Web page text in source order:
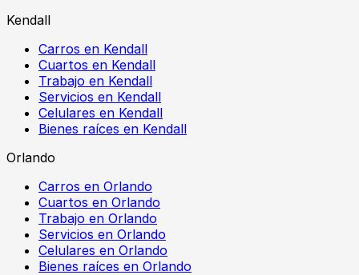
Kendall
Carros en Kendall
Cuartos en Kendall
Trabajo en Kendall
Servicios en Kendall
Celulares en Kendall
Bienes raíces en Kendall
Orlando
Carros en Orlando
Cuartos en Orlando
Trabajo en Orlando
Servicios en Orlando
Celulares en Orlando
Bienes raíces en Orlando